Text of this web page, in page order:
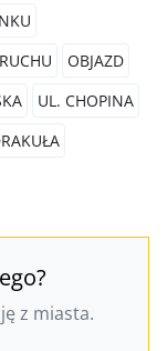
OBJAZD
UL. CHOPINA
z miasta.